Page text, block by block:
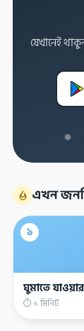
যেখানেই
এখন
১
ঘুমাতে
⏱ ১ মিনিট